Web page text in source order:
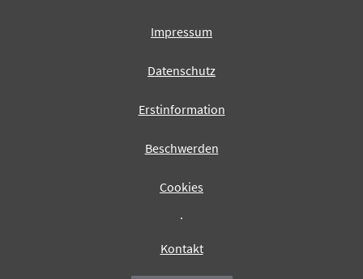
Impressum
Datenschutz
Erstinformation
Beschwerden
Cookies
·
Kontakt